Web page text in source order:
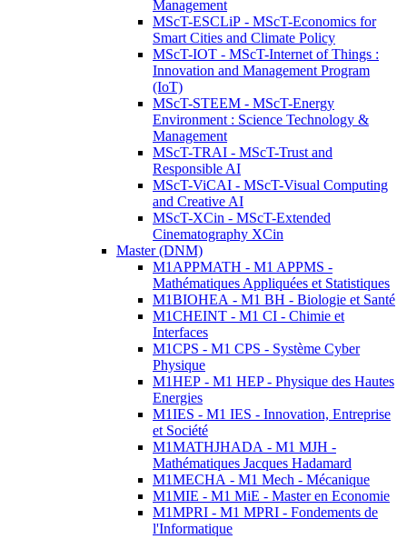
Management
MScT-ESCLiP - MScT-Economics for
Smart Cities and Climate Policy
MScT-IOT - MScT-Internet of Things :
Innovation and Management Program
(IoT)
MScT-STEEM - MScT-Energy
Environment : Science Technology &
Management
MScT-TRAI - MScT-Trust and
Responsible AI
MScT-ViCAI - MScT-Visual Computing
and Creative AI
MScT-XCin - MScT-Extended
Cinematography XCin
Master (DNM)
M1APPMATH - M1 APPMS -
Mathématiques Appliquées et Statistiques
M1BIOHEA - M1 BH - Biologie et Santé
M1CHEINT - M1 CI - Chimie et
Interfaces
M1CPS - M1 CPS - Système Cyber
Physique
M1HEP - M1 HEP - Physique des Hautes
Energies
M1IES - M1 IES - Innovation, Entreprise
et Société
M1MATHJHADA - M1 MJH -
Mathématiques Jacques Hadamard
M1MECHA - M1 Mech - Mécanique
M1MIE - M1 MiE - Master en Economie
M1MPRI - M1 MPRI - Fondements de
l'Informatique